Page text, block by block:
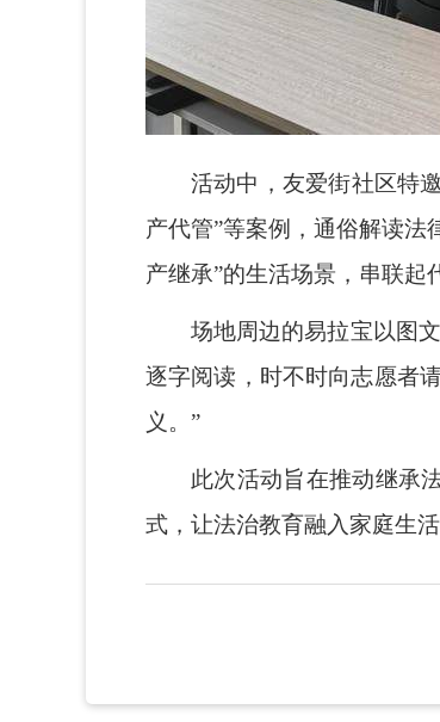
活动中，友爱街社区特
产代管”等案例，通俗解读
产继承”的生活场景，串联起
场地周边的易拉宝以图
逐字阅读，时不时向志愿者
义。”
此次活动旨在推动继承
式，让法治教育融入家庭生